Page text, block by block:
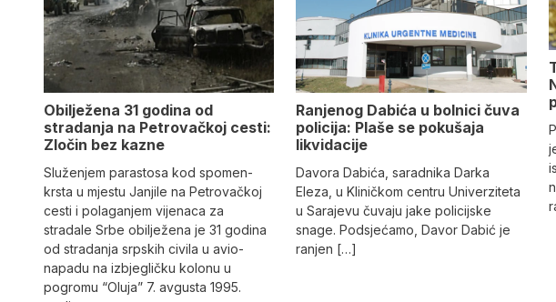
Obilježena 31 godina od
stradanja na Petrovačkoj cesti:
Zločin bez kazne
Služenjem parastosa kod spomen-
krsta u mjestu Janjile na Petrovačkoj
cesti i polaganjem vijenaca za
stradale Srbe obilježena je 31 godina
od stradanja srpskih civila u avio-
napadu na izbjegličku kolonu u
pogromu “Oluja” 7. avgusta 1995.
Ranjenog Dabića u bolnici čuva
policija: Plaše se pokušaja
likvidacije
Davora Dabića, saradnika Darka
Eleza, u Kliničkom centru Univerziteta
u Sarajevu čuvaju jake policijske
snage. Podsjećamo, Davor Dabić je
ranjen […]